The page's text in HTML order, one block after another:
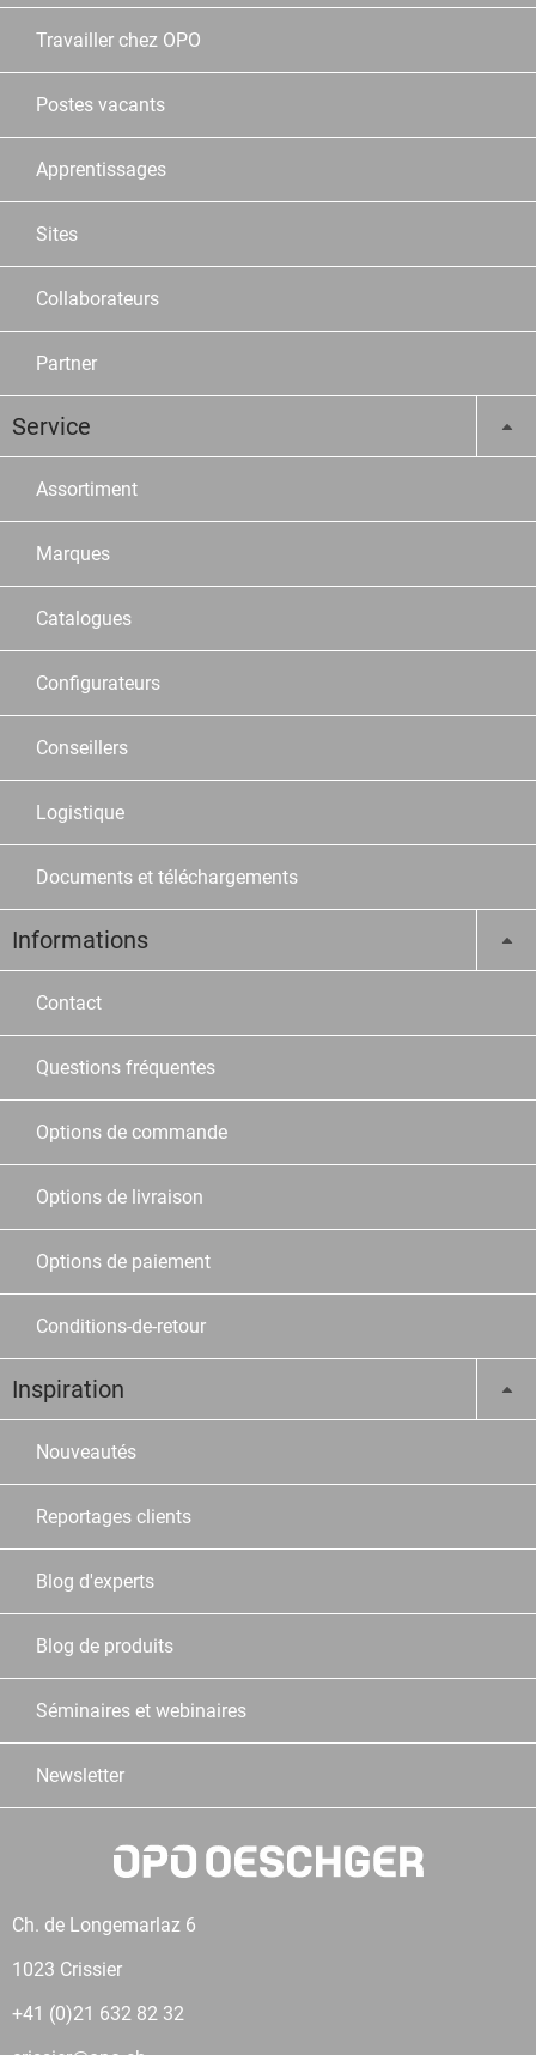
Travailler chez OPO
Postes vacants
Apprentissages
Sites
Collaborateurs
Partner
Service
Assortiment
Marques
Catalogues
Configurateurs
Conseillers
Logistique
Documents et téléchargements
Informations
Contact
Questions fréquentes
Options de commande
Options de livraison
Options de paiement
Conditions-de-retour
Inspiration
Nouveautés
Reportages clients
Blog d'experts
Blog de produits
Séminaires et webinaires
Newsletter
Ch. de Longemarlaz 6
1023 Crissier
+41 (0)21 632 82 32